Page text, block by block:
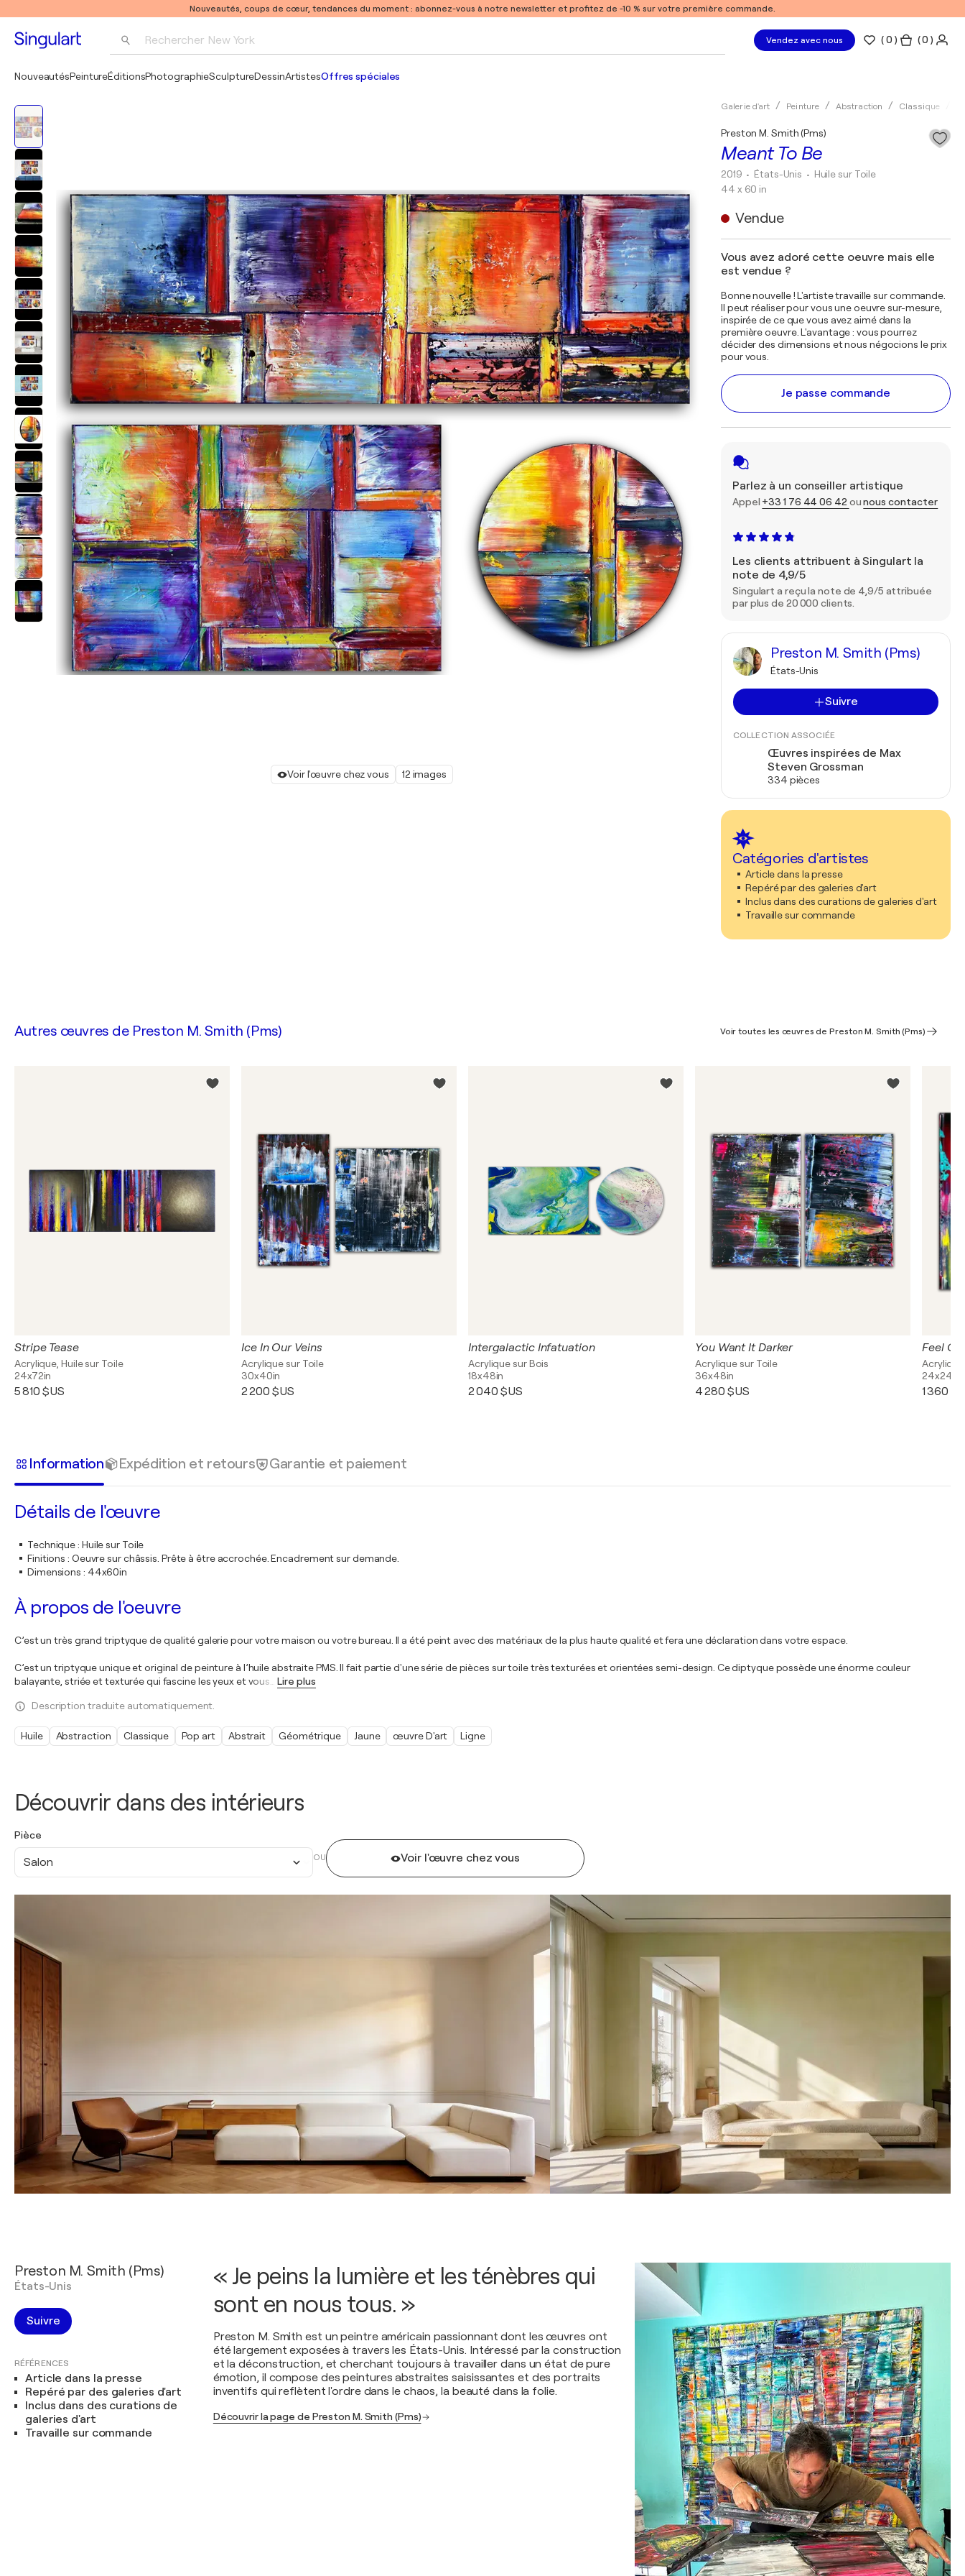
Nouveautés, coups de cœur, tendances du moment : abonnez-vous à notre newsletter et profitez de -10 % sur votre première commande.
Rechercher New York Vendez avec nous (0 ) ( 0 )
NouveautésPeintureÉditionsPhotographieSculptureDessinArtistesOffres spéciales
Voir l'œuvre chez vous 12 images
Galerie d'art Peinture Abstraction Classique
Meant To Be
Preston M. Smith (Pms)
2019 • États-Unis • Huile sur Toile
44 x 60 in
Vendue
Vous avez adoré cette oeuvre mais elle
est vendue ?
Bonne nouvelle ! L'artiste travaille sur commande.
Il peut réaliser pour vous une oeuvre sur-mesure,
inspirée de ce que vous avez aimé dans la
première oeuvre. L'avantage : vous pourrez
décider des dimensions et nous négocions le prix
pour vous.
Je passe commande
Parlez à un conseiller artistique
Appel +33 1 76 44 06 42 ounous contacter
Les clients attribuent à Singulart la
note de 4,9/5
Singulart a reçu la note de 4,9/5 attribuée
par plus de 20 000 clients.
Preston M. Smith (Pms)
États-Unis
Suivre
COLLECTION ASSOCIÉE
Œuvres inspirées de Max
Steven Grossman
334 pièces
Catégories d'artistes
Article dans la presse
Repéré par des galeries d'art
Inclus dans des curations de galeries d'art
Travaille sur commande
Découvrir dans des intérieurs
Pièce
Salon OU Voir l'œuvre chez vous
Autres œuvres de Preston M. Smith (Pms) Voir toutes les œuvres de Preston M. Smith (Pms)
Stripe Tease
Acrylique, Huile sur Toile
24x72in
5 810 $US
Ice In Our Veins
Acrylique sur Toile
30x40in
2 200 $US
Intergalactic Infatuation
Acrylique sur Bois
18x48in
2 040 $US
You Want It Darker
Acrylique sur Toile
36x48in
4 280 $US
Feel
24x24in
1 360
Information Expédition et retours Garantie et paiement
Détails de l'œuvre
Technique: Huile sur Toile
Finitions : Oeuvre sur châssis. Prête à être accrochée. Encadrement sur demande.
Dimensions : 44x60in
À propos de l'oeuvre
C’est un très grand triptyque de qualité galerie pour votre maison ou votre bureau. Il a été peint avec des matériaux de la plus haute qualité et fera une déclaration dans votre espace.
C’est un triptyque unique et original de peinture à l’huile abstraite PMS. Il fait partie d'une série de pièces sur toile très texturées et orientées semi-design. Ce diptyque possède une énorme couleur
balayante, striée et texturée qui fascine les yeux et vous
Lire plus
Description traduite automatiquement.
Huile Abstraction Classique Pop art Abstrait Géométrique Jaune œuvre D'art Ligne
Preston M. Smith (Pms)
États-Unis
Suivre
RÉFÉRENCES
Article dans la presse
Repéré par des galeries d'art
Inclus dans des curations de
galeries d'art
Travaille sur commande
« Je peins la lumière et les ténèbres qui
sont en nous tous. »
Preston M. Smith est un peintre américain passionnant dont les œuvres ont
été largement exposées à travers les États-Unis. Intéressé par la construction
et la déconstruction, et cherchant toujours à travailler dans un état de pure
émotion, il compose des peintures abstraites saisissantes et des portraits
inventifs qui reflètent l'ordre dans le chaos, la beauté dans la folie.
Découvrir la page de Preston M. Smith (Pms)